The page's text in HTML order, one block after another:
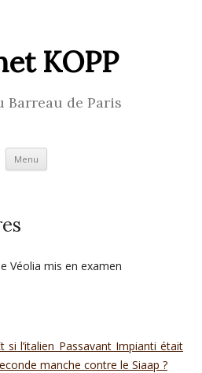
KOPP
Barreau de Paris
Menu Skip
content
Véolia mis en examen
si l’italien Passavant Impianti était
manche contre le Siaap ?